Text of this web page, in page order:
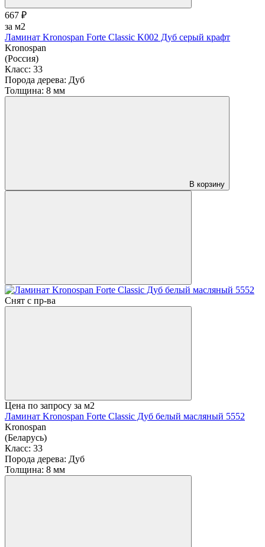
667 ₽
за м2
Ламинат Kronospan Forte Classic K002 Дуб серый крафт
Kronospan
(Россия)
Класс: 33
Порода дерева: Дуб
Толщина: 8 мм
В корзину
Снят с пр-ва
Цена по запросу за м2
Ламинат Kronospan Forte Classic Дуб белый масляный 5552
Kronospan
(Беларусь)
Класс: 33
Порода дерева: Дуб
Толщина: 8 мм